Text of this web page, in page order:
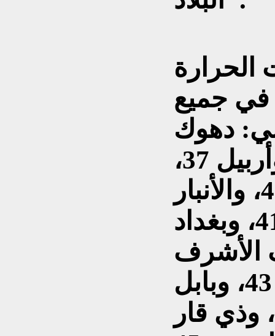
في جميع
دهوك
35، والسليمانية 36، وأربيل 37،
ونينوى 38، وكركوك 40، والأنبار
وصلاح الدين وديالى 41، وبغداد
الأشرف
والديوانية 42، وواسط 43، وبابل
وميسان والمثنى 44، وذي قار